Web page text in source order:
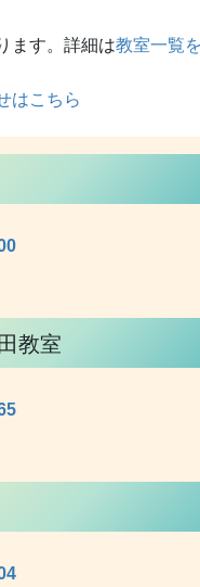
ます。詳細は教室一覧
はこちら
教室